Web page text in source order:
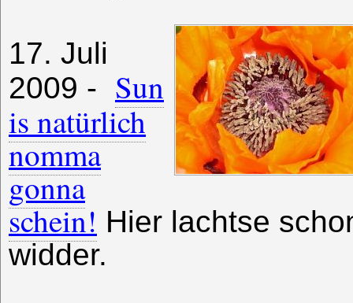
17. Juli
2009 - Sun
is natürlich
nomma
gonna
schein! Hier lachtse
widder.